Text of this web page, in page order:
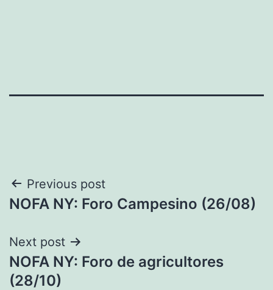
Navegación
de
entradas
Previous post
NOFA NY: Foro Campesino (26/08)
Next post
NOFA NY: Foro de agricultores
(28/10)